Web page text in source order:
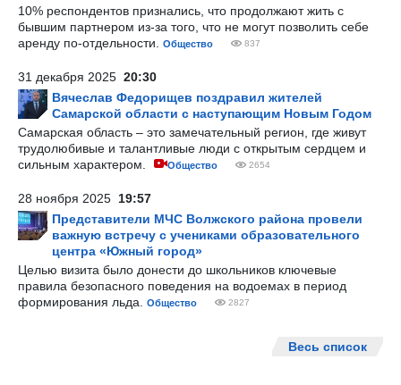
10% респондентов признались, что продолжают жить с
бывшим партнером из-за того, что не могут позволить себе
аренду по-отдельности.
Общество 837
31 декабря 2025 20:30
Вячеслав Федорищев поздравил жителей
Самарской области с наступающим Новым Годом
Самарская область – это замечательный регион, где живут
трудолюбивые и талантливые люди с открытым сердцем и
сильным характером.
Общество 2654
28 ноября 2025 19:57
Представители МЧС Волжского района провели
важную встречу с учениками образовательного
центра «Южный город»
Целью визита было донести до школьников ключевые
правила безопасного поведения на водоемах в период
формирования льда.
Общество 2827
Весь список